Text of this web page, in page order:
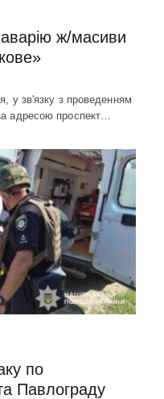
ж/масиви
у зв'язку з проведенням
адресою проспект…
по
Павлограду